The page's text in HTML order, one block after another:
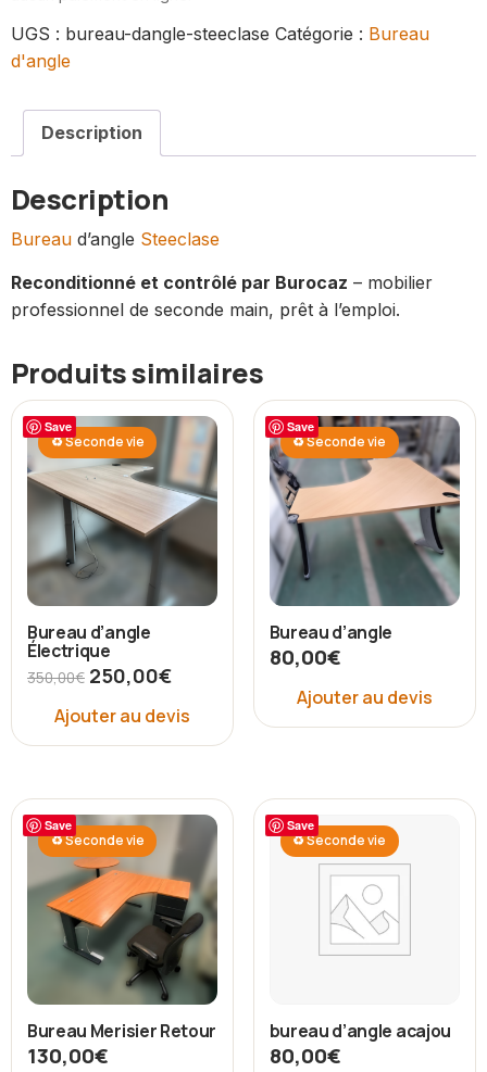
UGS : bureau-dangle-steeclase Catégorie : Bureau
d'angle
Description
Description
Bureau d’angle Steeclase
Reconditionné et contrôlé par Burocaz – mobilier
professionnel de seconde main, prêt à l’emploi.
Produits similaires
Save
♻ Seconde vie
Bureau d’angle
Électrique
350,00€ 250,00€
Ajouter au devis
Save
♻ Seconde vie
Bureau d’angle
80,00€
Ajouter au devis
Save
♻ Seconde vie
Bureau Merisier Retour
130,00€
Save
♻ Seconde vie
bureau d’angle acajou
80,00€